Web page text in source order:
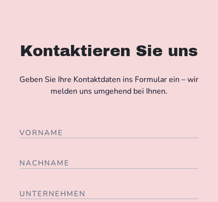
Kontaktieren Sie uns
Geben Sie Ihre Kontaktdaten ins Formular ein – wir
melden uns umgehend bei Ihnen.